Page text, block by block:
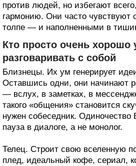
против людей, но избегают
гармонию. Они часто чувствуют
толпе — и наполненными в
Кто просто очень хорошо
разговаривать с собой
Близнецы. Их ум генерирует
Оставшись одни, они начинают
— вслух, в заметках, в
такого «общения» становится
нужен собеседник.
пауза в диалоге, а не монолог.
Телец. Строит свою вселенную
плед, идеальный кофе, сериал,